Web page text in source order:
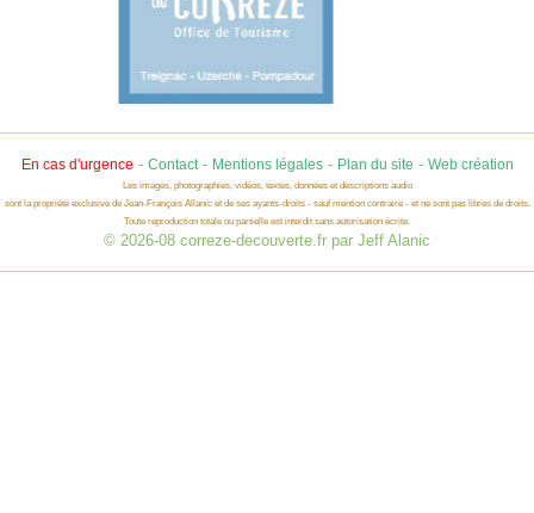
En cas d'urgence - Contact- Mentions légales- Plan du site - Web création
Les images, photographies, vidéos, textes, données et descriptions audio
sont la propriété exclusive de Jean-François Allanic et de ses ayants-droits - sauf mention contraire - et ne sont pas libres de droits.
Toute reproduction totale ou partielle est interdit sans autorisation écrite.
© 2026-08 correze-decouverte.fr par Jeff Alanic